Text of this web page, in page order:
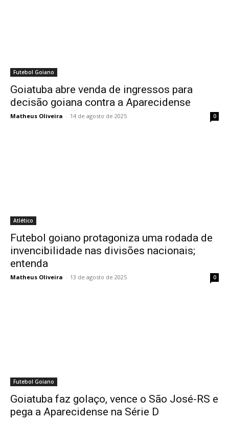
Futebol Goiano
Goiatuba abre venda de ingressos para
decisão goiana contra a Aparecidense
Matheus Oliveira - 14 de agosto de 2025 0
Atlético
Futebol goiano protagoniza uma rodada de
invencibilidade nas divisões nacionais;
entenda
Matheus Oliveira - 13 de agosto de 2025 0
Futebol Goiano
Goiatuba faz golaço, vence o São José-RS e
pega a Aparecidense na Série D